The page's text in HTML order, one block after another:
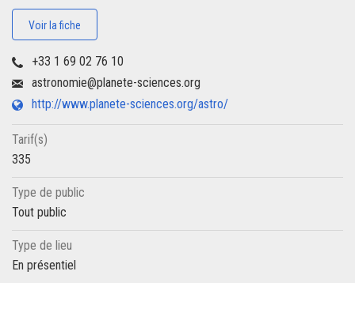
Voir la fiche
+33 1 69 02 76 10
astronomie@planete-sciences.org
http://www.planete-sciences.org/astro/
Tarif(s)
335
Type de public
Tout public
Type de lieu
En présentiel